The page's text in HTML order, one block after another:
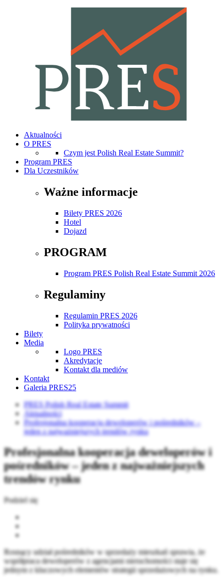
Aktualności
O PRES
Czym jest Polish Real Estate Summit?
Program PRES
Dla Uczestników
Ważne informacje
Bilety PRES 2026
Hotel
Dojazd
PROGRAM
Program PRES Polish Real Estate Summit 2026
Regulaminy
Regulamin PRES 2026
Polityka prywatności
Bilety
Media
Logo PRES
Akredytacje
Kontakt dla mediów
Kontakt
Galeria PRES25
PRES Polish Real Estate Summit
Aktualności
Profesjonalna kooperacja deweloperów i pośredników –
jeden z najważniejszych trendów rynku
Profesjonalna kooperacja deweloperów i
pośredników – jeden z najważniejszych
trendów rynku
Podziel się
Rosnący udział pośredników w sprzedaży mieszkań sprawia, że
współpraca deweloperów z agencjami nieruchomości staje się
jednym z kluczowych elementów strategii sprzedażowych na rynku.